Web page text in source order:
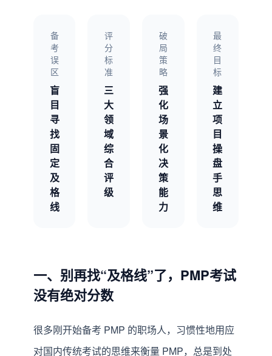
备
考
误
区
盲
目
寻
找
固
定
及
格
线
评
分
标
准
三
大
领
域
综
合
评
级
破
局
策
略
强
化
场
景
化
决
策
能
力
最
终
目
标
建
立
项
目
操
盘
手
思
维
一、别再找“及格线”了，PMP考试
没有绝对分数
很多刚开始备考 PMP 的职场人，习惯性地用应
对国内传统考试的思维来衡量 PMP，总是到处